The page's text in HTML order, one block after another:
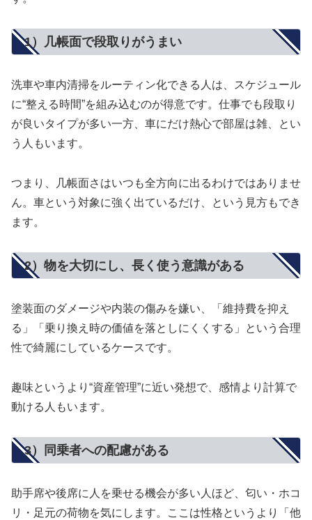
1）几帳面で段取りがうまい
洗車や車内清掃をルーティン化できる人は、スケジュール
に“整える時間”を組み込むのが得意です。仕事でも段取り
が良いタイプが多い一方、車にだけ熱心で部屋は雑、とい
う人もいます。
つまり、几帳面さはいつも全方向に出るわけではありませ
ん。車という対象に強く出ているだけ、という見方もでき
ます。
2）物を大切にし、長く使う意識がある
塗装面のダメージや内装の傷みを嫌い、「維持費を抑え
る」「乗り換え時の価値を落としにくくする」という合理
性で綺麗にしているケースです。
趣味というより“資産管理”に近い発想で、感情より計算で
動ける人もいます。
3）同乗者への配慮がある
助手席や後席に人を乗せる機会が多い人ほど、匂い・ホコ
リ・足元の荷物を気にします。ここは性格というより「他